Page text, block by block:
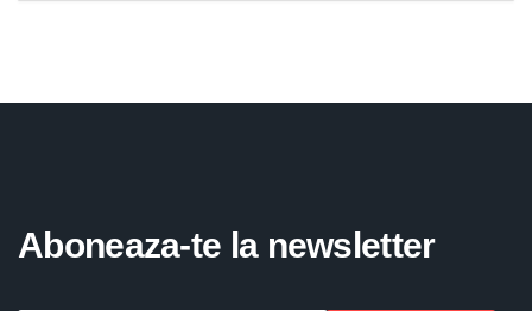
Aboneaza-te la newsletter